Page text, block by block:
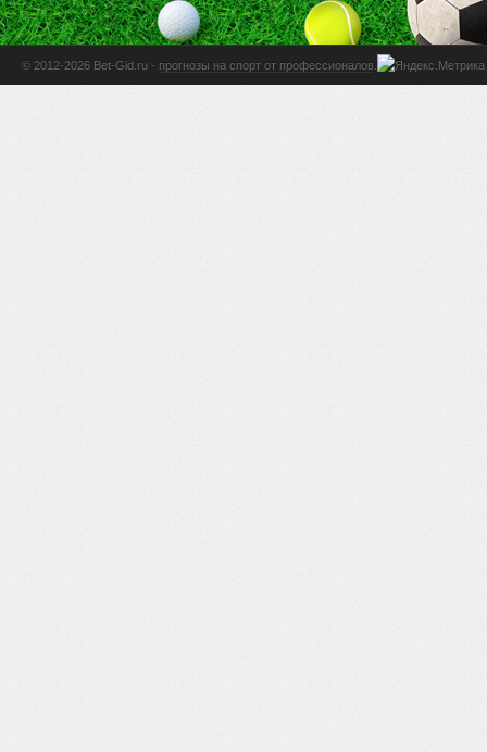
© 2012-2026 Bet-Gid.ru - прогнозы на спорт от профессионалов